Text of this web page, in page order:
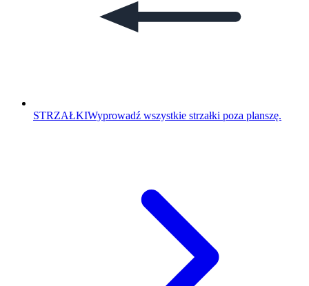
STRZAŁKIWyprowadź wszystkie strzałki poza planszę.